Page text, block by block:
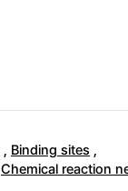
, Binding sites ,
Chemical reaction